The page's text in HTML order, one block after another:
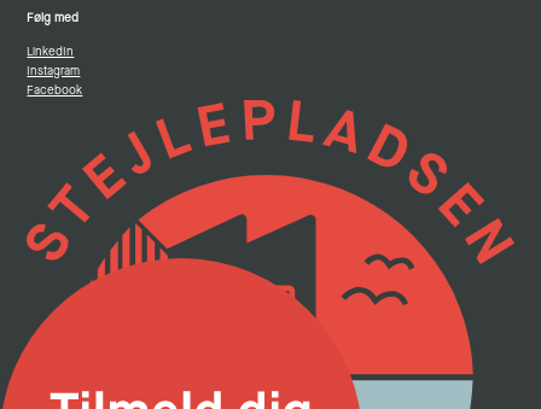
Følg med
LinkedIn
Instagram
Facebook